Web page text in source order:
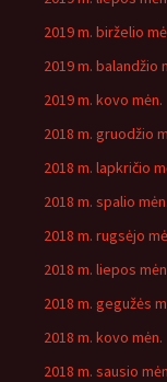
2019 m. birželio
2019 m. balandžio
2019 m. kovo mėn.
2018 m. gruodžio
2018 m. lapkričio
2018 m. spalio mėn.
2018 m. rugsėjo
2018 m. liepos
2018 m. gegužės
2018 m. kovo mėn.
2018 m. sausio